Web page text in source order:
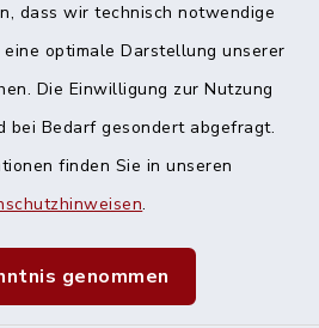
dass wir technisch notwendige
eine optimale Darstellung unserer
Die Einwilligung zur Nutzung
bei Bedarf gesondert abgefragt.
finden Sie in unseren
.
genommen
Sitemap
Einstellungen